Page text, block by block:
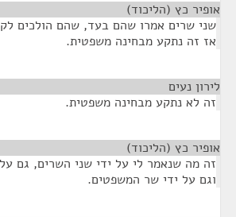
אופיר כץ (הליכוד)
שני שרים אמרו שהם בעד, שהם הולכים
אז זה נתקע מבחינה משפטית.
לירון נעים
זה לא נתקע מבחינה משפטית.
אופיר כץ (הליכוד)
זה מה שנאמר לי על ידי שני השרים, גם
וגם על ידי שר המשפטים.